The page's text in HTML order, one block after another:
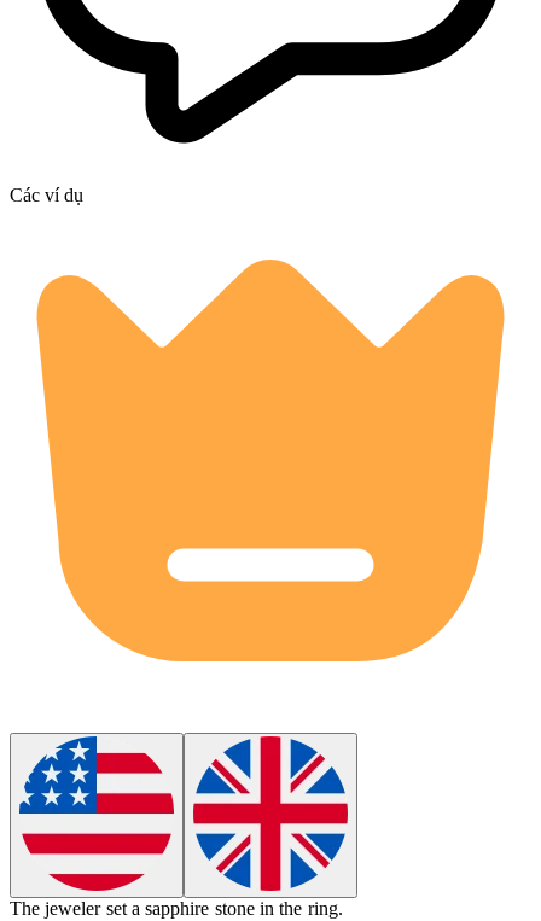
Các ví dụ
The jeweler set a sapphire stone in the ring.